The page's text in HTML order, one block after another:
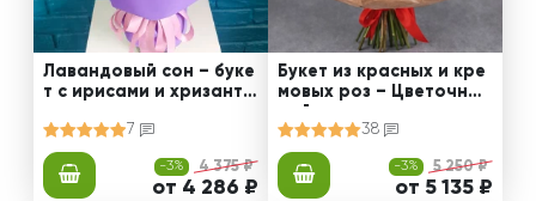
Лавандовый сон – буке
т с ирисами и хризанте
7
-3% 4 375 ₽
от 4 286 ₽
Букет из красных и кре
мовых роз – Цветочный
38
-3% 5 250 ₽
от 5 135 ₽